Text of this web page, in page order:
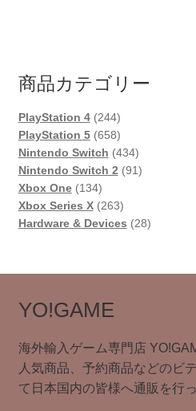
商品カテゴリー
PlayStation 4 244244
個
の
商
PlayStation 5 658658
個
の
品
Nintendo Switch 434434
個
品
Nintendo Switch 2 9191
商
Xbox One 134134
個
の
Xbox Series X 263263
個
品
Hardware & Devices 2828
商
YO!GAME
海外輸入ゲーム専門店
人気商品、予約商品などのビ
て日本国内の皆様へ通販を行